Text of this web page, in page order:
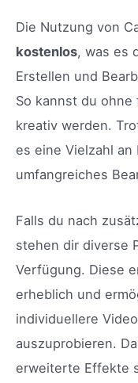
Die Nutzung von
kostenlos, was es
Erstellen und
So kannst du
kreativ werden.
es eine Vielzahl
umfangreiches
Falls du nach
stehen dir diverse
Verfügung. Diese
erheblich und
individuellere
auszuprobieren.
erweiterte Effekte